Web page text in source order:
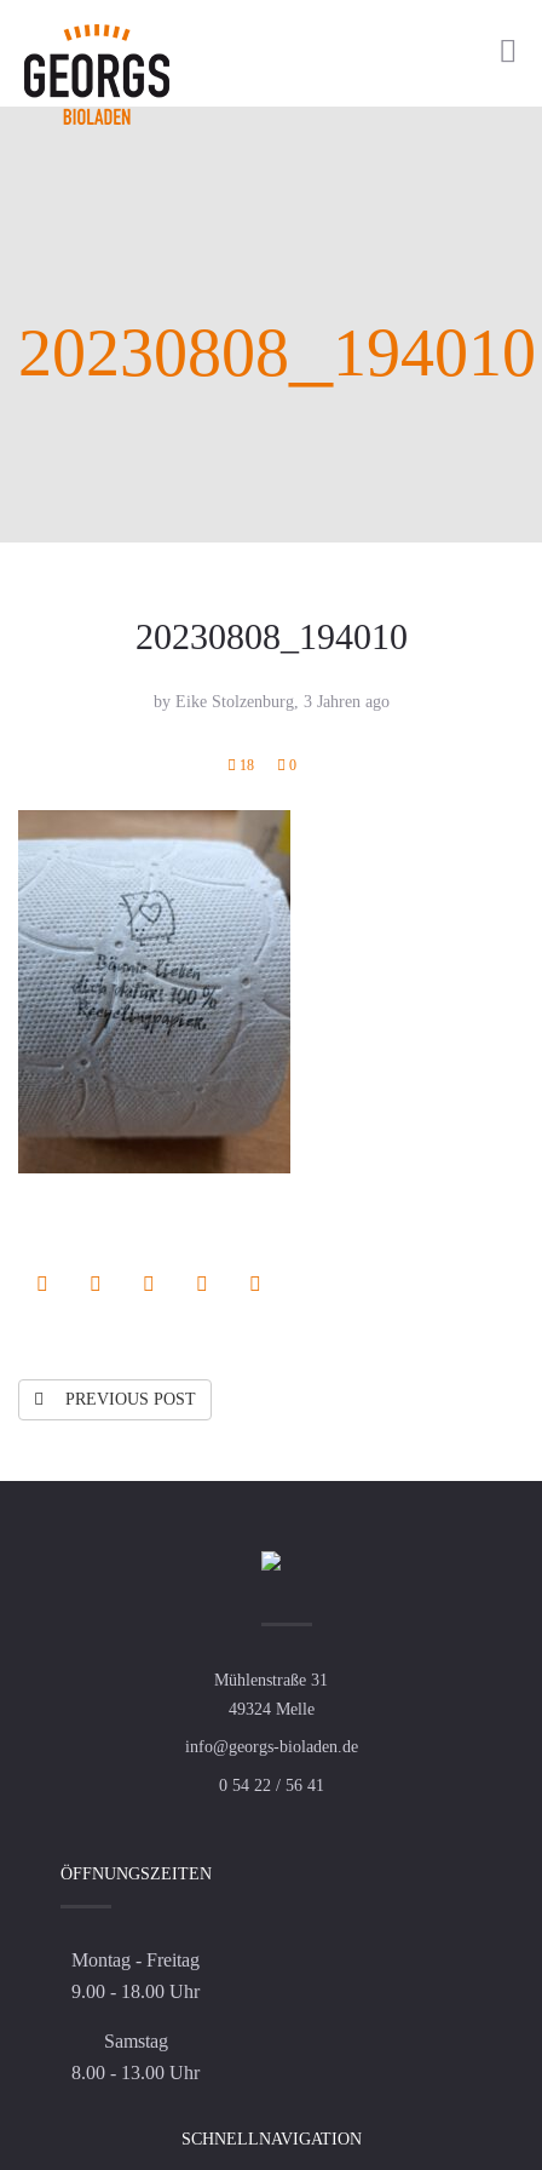
20230808 194010
20230808_194010
by Eike Stolzenburg, 3 Jahren ago
18 0
PREVIOUS POST
Mühlenstraße 31
49324 Melle
info@georgs-bioladen.de
0 54 22 / 56 41
ÖFFNUNGSZEITEN
Montag - Freitag
9.00 - 18.00 Uhr
Samstag
8.00 - 13.00 Uhr
SCHNELLNAVIGATION